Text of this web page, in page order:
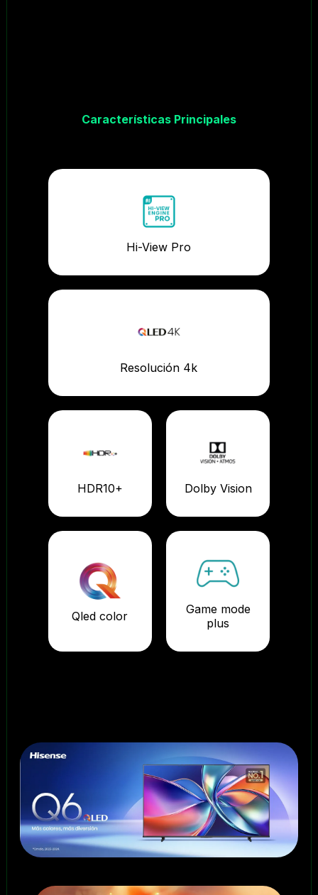
Características Principales
Hi-View Pro
Resolución 4k
HDR10+ Dolby Vision
Qled color
Game mode
plus